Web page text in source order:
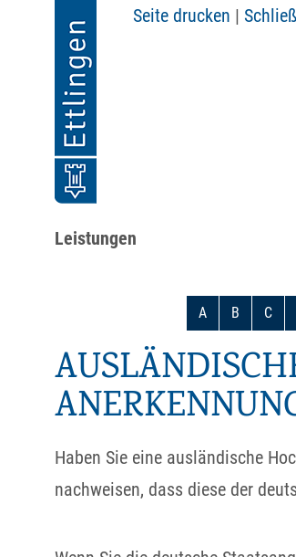
Seite drucken |
Leistungen
A B C
Haben Sie eine ausländische
nachweisen, dass diese der